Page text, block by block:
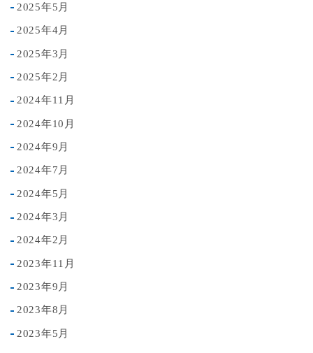
2025年5月
2025年4月
2025年3月
2025年2月
2024年11月
2024年10月
2024年9月
2024年7月
2024年5月
2024年3月
2024年2月
2023年11月
2023年9月
2023年8月
2023年5月